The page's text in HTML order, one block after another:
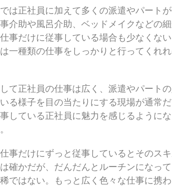
は正社員に加えて多くの派遣やパート
介助や風呂介助、ベッドメイクなどの
事だけに従事している場合も少なくな
一種類の仕事をしっかりと行ってくれ
て正社員の仕事は広く、派遣やパート
る様子を目の当たりにする現場が通常
している正社員に魅力を感じるように
事だけにずっと従事しているとそのス
確かだが、だんだんとルーチンになっ
ではない。もっと広く色々な仕事に携